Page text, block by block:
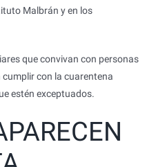
Malbrán y en los
que convivan con personas
con la cuarentena
estén exceptuados.